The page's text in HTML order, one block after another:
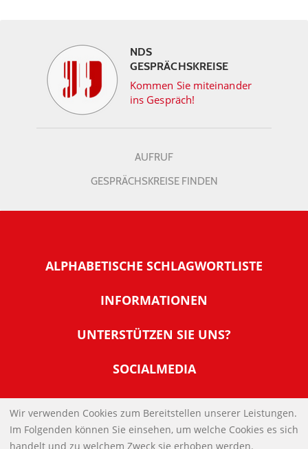
NDS
GESPRÄCHSKREISE
Kommen Sie miteinander
ins Gespräch!
AUFRUF
GESPRÄCHSKREISE FINDEN
ALPHABETISCHE SCHLAGWORTLISTE
INFORMATIONEN
Warum NachDenkSeiten
Tipps zur Nutzung der NachDenkSeiten
Banner und E-Mail-Signaturen
Links
Kontakt
UNTERSTÜTZEN SIE UNS?
Werden Sie Fördermitglied
Spenden Sie Online
SOCIALMEDIA
IMPRESSUM
DATENSCHUTZERKLÄRUNG
Wir verwenden Cookies zum Bereitstellen unserer Leistungen.
Im Folgenden können Sie einsehen, um welche Cookies es sich
handelt und zu welchem Zweck sie erhoben werden.